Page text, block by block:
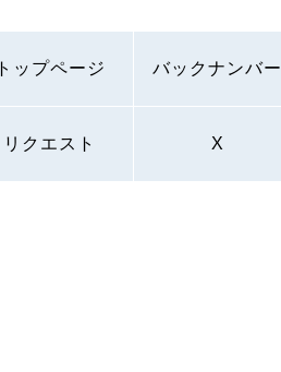
トップページ バックナンバー
リクエスト X